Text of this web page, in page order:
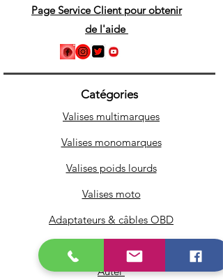
Page Service Client pour obtenir
de l'aide
Catégories
Valises multimarques
Valises monomarques
Valises poids lourds
Valises moto
Adaptateurs & câbles OBD
Autel